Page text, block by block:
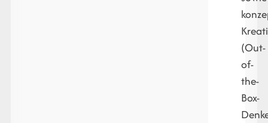
(Out-
of-
the-
Box-